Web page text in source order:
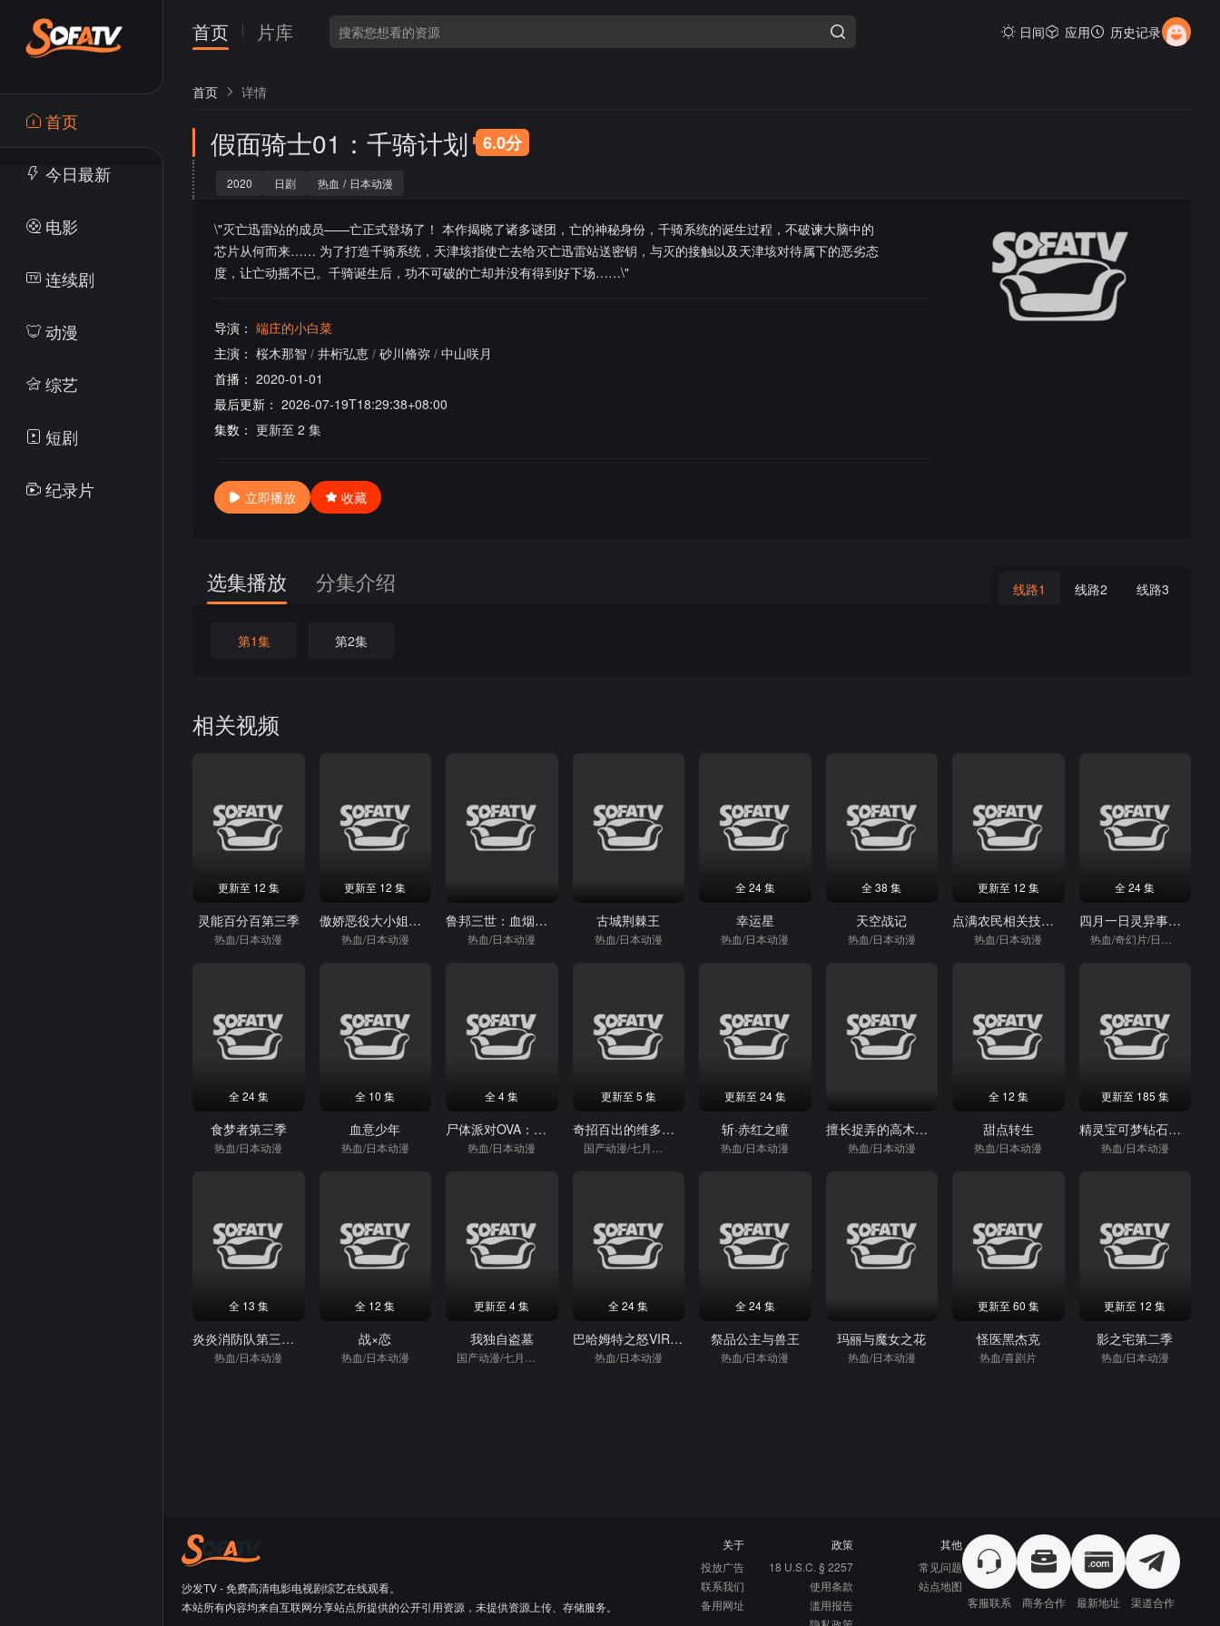
首页
今日最新
电影
连续剧
动漫
综艺
短剧
纪录片
首页 片库 日间 应用 历史记录
首页 详情
假面骑士01：千骑计划 6.0分
2020 日剧 热血 / 日本动漫
\"灭亡迅雷站的成员——亡正式登场了！ 本作揭晓了诸多谜团，亡的神秘身份，千骑系统的诞生过程，不破谏大脑中的
芯片从何而来…… 为了打造千骑系统，天津垓指使亡去给灭亡迅雷站送密钥，与灭的接触以及天津垓对待属下的恶劣态
度，让亡动摇不已。千骑诞生后，功不可破的亡却并没有得到好下场……\"
导演： 端庄的小白菜
主演： 桜木那智 / 井桁弘恵 / 砂川脩弥 / 中山咲月
首播： 2020-01-01
最后更新： 2026-07-19T18:29:38+08:00
集数： 更新至 2 集
立即播放 收藏
选集播放 分集介绍 线路1 线路2 线路3
第1集 第2集
相关视频
更新至 12 集
灵能百分百第三季
热血/日本动漫
更新至 12 集
傲娇恶役大小姐莉泽洛特与实况转播远藤君和解说员小林
热血/日本动漫
鲁邦三世：血烟的石川五右卫门
热血/日本动漫
古城荆棘王
热血/日本动漫
全 24 集
幸运星
热血/日本动漫
全 38 集
天空战记
热血/日本动漫
更新至 12 集
点满农民相关技能后，不知为何就变强了。
热血/日本动漫
全 24 集
四月一日灵异事件簿
全 24 集
食梦者第三季
热血/日本动漫
全 10 集
血意少年
热血/日本动漫
全 4 集
尸体派对OVA：被暴虐的灵魂的咒叫
热血/日本动漫
更新至 5 集
奇招百出的维多利亚
更新至 24 集
斩·赤红之瞳
热血/日本动漫
擅长捉弄的高木同学剧场版
热血/日本动漫
全 12 集
甜点转生
热血/日本动漫
更新至 185 集
精灵宝可梦钻石与珍珠（国语）
热血/日本动漫
全 13 集
炎炎消防队第三季Part2
热血/日本动漫
全 12 集
战×恋
热血/日本动漫
更新至 4 集
我独自盗墓
全 24 集
巴哈姆特之怒VIRGINSOUL
热血/日本动漫
全 24 集
祭品公主与兽王
热血/日本动漫
玛丽与魔女之花
热血/日本动漫
更新至 60 集
怪医黑杰克
热血/喜剧片
更新至 12 集
影之宅第二季
热血/日本动漫
沙发TV - 免费高清电影电视剧综艺在线观看。
本站所有内容均来自互联网分享站点所提供的公开引用资源，未提供资源上传、存储服务。
关于
投放广告
联系我们
备用网址
政策
18 U.S.C. § 2257
使用条款
滥用报告
其他
常见问题
站点地图
客服联系
商务合作 最新地址 渠道合作